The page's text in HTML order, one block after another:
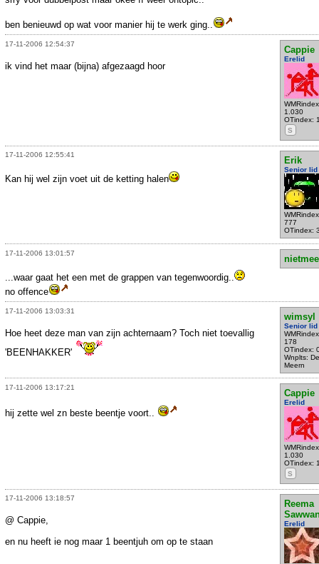
ben benieuwd op wat voor manier hij te werk ging..
17-11-2006 12:54:37
Cappie
Erelid
1.030
OTindex:
S
ik vind het maar (bijna) afgezaagd hoor
17-11-2006 12:55:41
Erik
Senior lid
777
OTindex:
Kan hij wel zijn voet uit de ketting halen
17-11-2006 13:01:57
...waar gaat het een met de grappen van tegenwoordig..
no offence
17-11-2006 13:03:31
wimsyl
Senior lid
178
OTindex:
Wnplts: De
Meern
Hoe heet deze man van zijn achternaam? Toch niet toevallig
'BEENHAKKER'
17-11-2006 13:17:21
Cappie
Erelid
1.030
OTindex:
S
hij zette wel zn beste beentje voort..
17-11-2006 13:18:57
Reema
Erelid
@ Cappie,
en nu heeft ie nog maar 1 beentjuh om op te staan